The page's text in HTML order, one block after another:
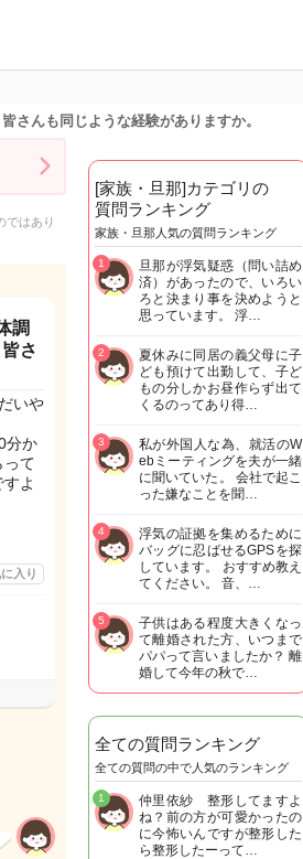
さんも同じような経験がありますか。
ではあり
調
さ
いや
分か
って
よ
入り
[家族・旦那]カテゴリの
質問ランキング
家族・旦那人気の質問ランキング
旦那が浮気疑惑（問い詰め
済）があったので、いろい
ろと決まり事を決めようと
思っています。 浮…
1
夏休みに同居の義父母に子
ども預けて出勤して、子ど
もの分しかお昼作らず出て
くるのってあり得…
2
私が外国人な為、就活のW
ebミーティングを夫が一緒
に聞いていた。 会社で起こ
った嫌なことを聞…
3
浮気の証拠を集めるために
バッグに忍ばせるGPSを探
しています。 おすすめ教え
てください。 音、…
4
子供はある程度大きくなっ
て離婚された方、いつまで
パパって言いましたか？ 離
婚して今年の秋で…
5
全ての質問ランキング
全ての質問の中で人気のランキング
仲里依紗 整形してますよ
ね？前の方が可愛かったの
に今怖いんですが整形した
ら整形したーって…
1